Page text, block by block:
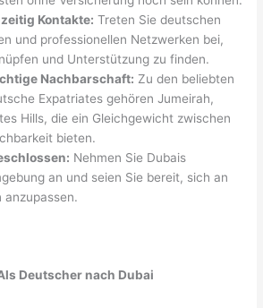
Kontakte: Treten Sie deutschen
und professionellen Netzwerken bei,
und Unterstützung zu finden.
Nachbarschaft: Zu den beliebten
Expatriates gehören Jumeirah,
Hills, die ein Gleichgewicht zwischen
bieten.
Nehmen Sie Dubais
an und seien Sie bereit, sich an
anzupassen.
Deutscher nach Dubai